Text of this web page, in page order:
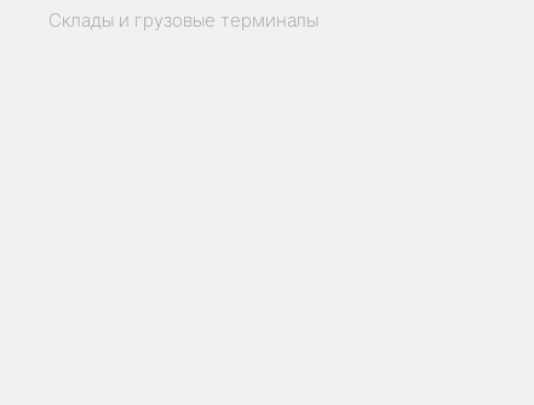
Склады и грузовые терминалы